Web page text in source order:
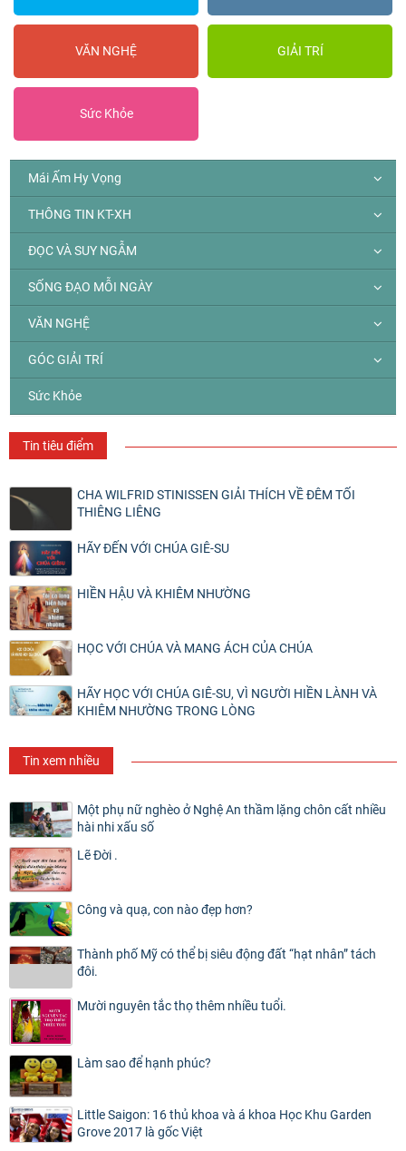
VĂN NGHỆ GIẢI TRÍ
Sức Khỏe
Mái Ấm Hy Vọng
THÔNG TIN KT-XH
ĐỌC VÀ SUY NGẪM
SỐNG ĐẠO MỖI NGÀY
VĂN NGHỆ
GÓC GIẢI TRÍ
Sức Khỏe
Tin tiêu điểm
CHA WILFRID STINISSEN GIẢI THÍCH VỀ ĐÊM TỐI
THIÊNG LIÊNG
HÃY ĐẾN VỚI CHÚA GIÊ-SU
HIỀN HẬU VÀ KHIÊM NHƯỜNG
HỌC VỚI CHÚA VÀ MANG ÁCH CỦA CHÚA
HÃY HỌC VỚI CHÚA GIÊ-SU, VÌ NGƯỜI HIỀN LÀNH VÀ
KHIÊM NHƯỜNG TRONG LÒNG
Tin xem nhiều
Một phụ nữ nghèo ở Nghệ An thầm lặng chôn cất nhiều
hài nhi xấu số
Lẽ Đời .
Công và quạ, con nào đẹp hơn?
Thành phố Mỹ có thể bị siêu động đất “hạt nhân” tách
đôi.
Mười nguyên tắc thọ thêm nhiều tuổi.
Làm sao để hạnh phúc?
Little Saigon: 16 thủ khoa và á khoa Học Khu Garden
Grove 2017 là gốc Việt